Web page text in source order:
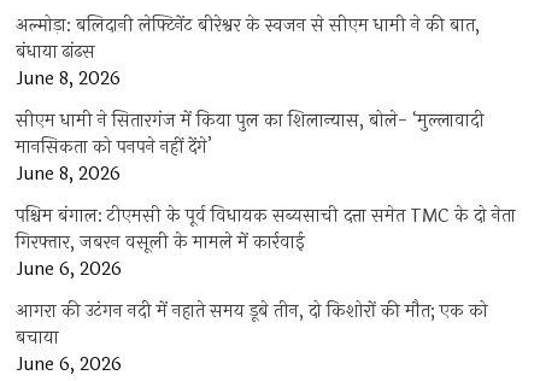
अल्मोड़ा: बलिदानी लेफ्टिनेंट बीरेश्वर के स्वजन से सीएम धामी ने की बात,
बंधाया ढांढस
June 8, 2026
सीएम धामी ने सितारगंज में किया पुल का शिलान्यास, बोले- ‘मुल्लावादी
मानसिकता को पनपने नहीं देंगे’
June 8, 2026
पश्चिम बंगाल: टीएमसी के पूर्व विधायक सब्यसाची दत्ता समेत TMC के दो नेता
गिरफ्तार, जबरन वसूली के मामले में कार्रवाई
June 6, 2026
आगरा की उटंगन नदी में नहाते समय डूबे तीन, दो किशोरों की मौत; एक को
बचाया
June 6, 2026